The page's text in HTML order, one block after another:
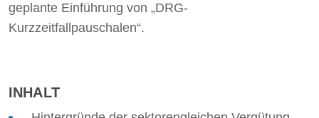
geplante Einführung von „DRG-
Kurzzeitfallpauschalen“.
INHALT